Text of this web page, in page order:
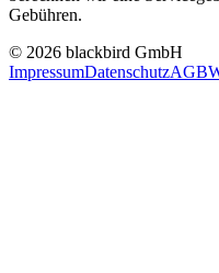
Gebühren.
© 2026 blackbird GmbH
ImpressumDatenschutzAGB